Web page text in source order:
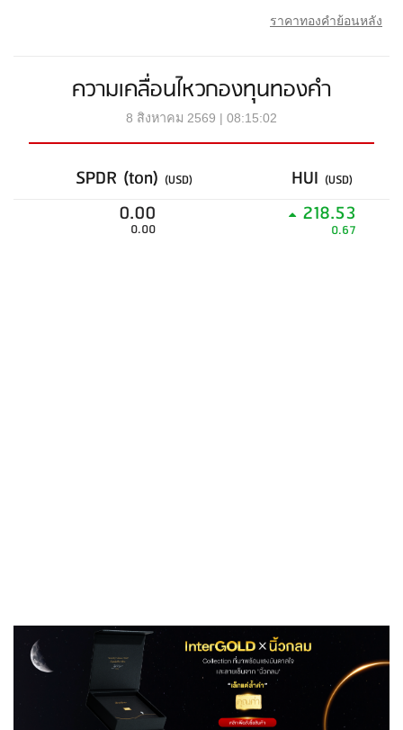
ราคาทองคำย้อนหลัง
ความเคลื่อนไหวกองทุนทองคำ
8 สิงหาคม 2569 | 08:15:02
SPDR (ton) (USD) HUI (USD)
0.00
0.00
218.53
0.67